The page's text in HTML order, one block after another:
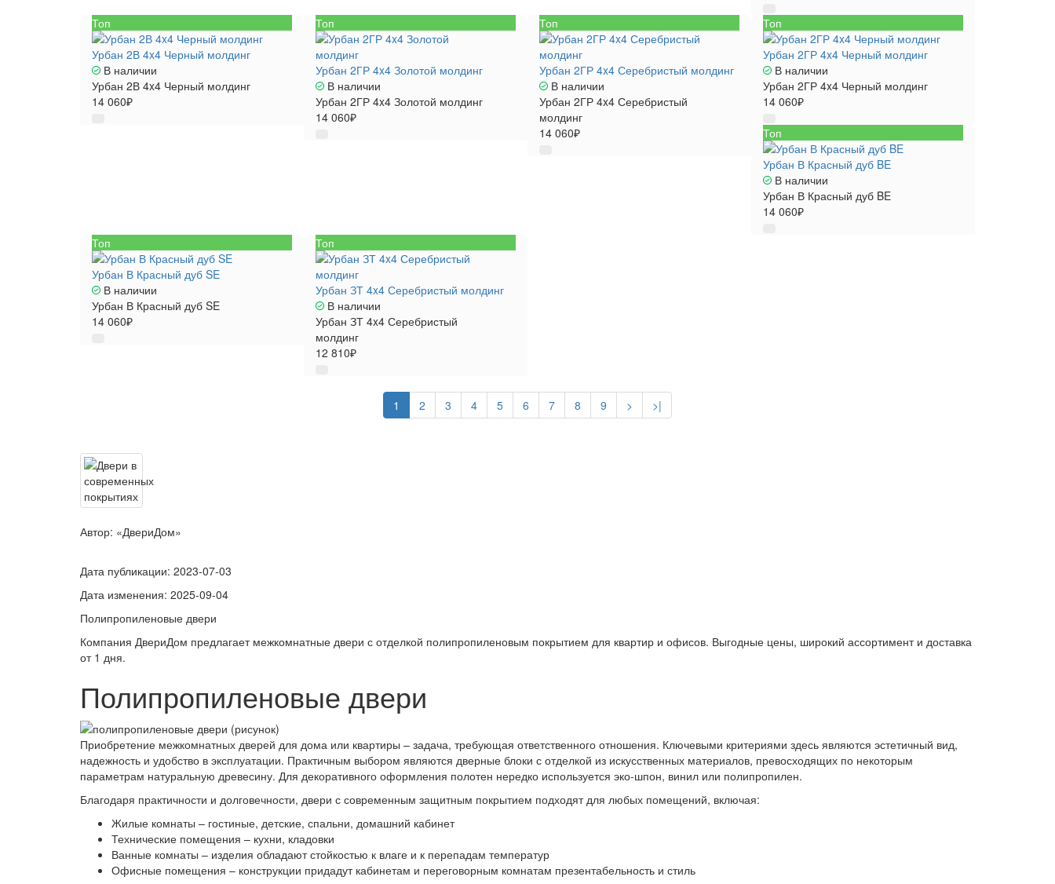
Топ
Урбан 2В 4x4 Черный молдинг
В наличии
Урбан 2В 4x4 Черный молдинг
14 060₽
Топ
Урбан 2ГР 4x4 Золотой молдинг
В наличии
Урбан 2ГР 4x4 Золотой молдинг
14 060₽
Топ
Урбан 2ГР 4x4 Серебристый молдинг
В наличии
Урбан 2ГР 4x4 Серебристый
молдинг
14 060₽
Топ
Урбан 2ГР 4x4 Черный молдинг
В наличии
Урбан 2ГР 4x4 Черный молдинг
14 060₽
Топ
Урбан В Красный дуб BE
В наличии
Урбан В Красный дуб BE
14 060₽
Топ
Урбан В Красный дуб SE
В наличии
Урбан В Красный дуб SE
14 060₽
Топ
Урбан ЗТ 4x4 Серебристый молдинг
В наличии
Урбан ЗТ 4x4 Серебристый
молдинг
12 810₽
1 2 3 4 5 6 7 8 9 > >|
Автор: «ДвериДом»
Дата публикации: 2023-07-03
Дата изменения: 2025-09-04
Полипропиленовые двери
Компания ДвериДом предлагает межкомнатные двери с отделкой полипропиленовым покрытием для квартир и офисов. Выгодные цены, широкий ассортимент и доставка
от 1 дня.
Полипропиленовые двери
Приобретение межкомнатных дверей для дома или квартиры – задача, требующая ответственного отношения. Ключевыми критериями здесь являются эстетичный вид,
надежность и удобство в эксплуатации. Практичным выбором являются дверные блоки с отделкой из искусственных материалов, превосходящих по некоторым
параметрам натуральную древесину. Для декоративного оформления полотен нередко используется эко-шпон, винил или полипропилен.
Благодаря практичности и долговечности, двери с современным защитным покрытием подходят для любых помещений, включая:
Жилые комнаты – гостиные, детские, спальни, домашний кабинет
Технические помещения – кухни, кладовки
Ванные комнаты – изделия обладают стойкостью к влаге и к перепадам температур
Офисные помещения – конструкции придадут кабинетам и переговорным комнатам презентабельность и стиль